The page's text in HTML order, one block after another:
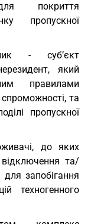
покриття
пропускної
- суб’єкт
який
правилами
та
пропускної
до яких
та/
запобігання
техногенного